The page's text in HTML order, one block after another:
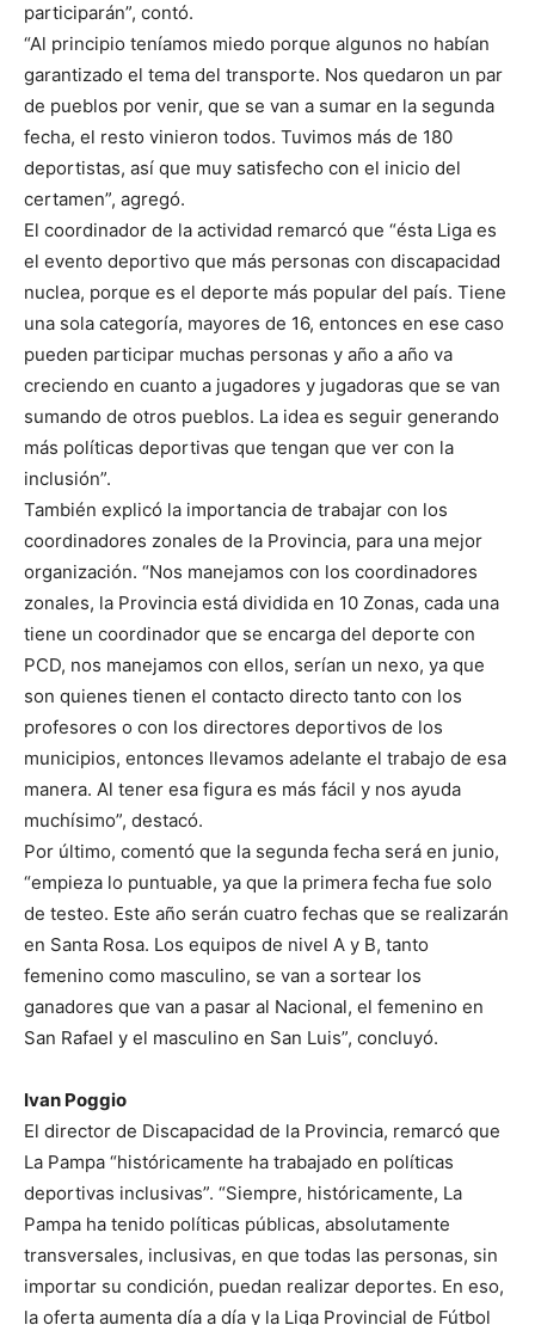
participarán”, contó.
“Al principio teníamos miedo porque algunos no habían
garantizado el tema del transporte. Nos quedaron un par
de pueblos por venir, que se van a sumar en la segunda
fecha, el resto vinieron todos. Tuvimos más de 180
deportistas, así que muy satisfecho con el inicio del
certamen”, agregó.
El coordinador de la actividad remarcó que “ésta Liga es
el evento deportivo que más personas con discapacidad
nuclea, porque es el deporte más popular del país. Tiene
una sola categoría, mayores de 16, entonces en ese caso
pueden participar muchas personas y año a año va
creciendo en cuanto a jugadores y jugadoras que se van
sumando de otros pueblos. La idea es seguir generando
más políticas deportivas que tengan que ver con la
inclusión”.
También explicó la importancia de trabajar con los
coordinadores zonales de la Provincia, para una mejor
organización. “Nos manejamos con los coordinadores
zonales, la Provincia está dividida en 10 Zonas, cada una
tiene un coordinador que se encarga del deporte con
PCD, nos manejamos con ellos, serían un nexo, ya que
son quienes tienen el contacto directo tanto con los
profesores o con los directores deportivos de los
municipios, entonces llevamos adelante el trabajo de esa
manera. Al tener esa figura es más fácil y nos ayuda
muchísimo”, destacó.
Por último, comentó que la segunda fecha será en junio,
“empieza lo puntuable, ya que la primera fecha fue solo
de testeo. Este año serán cuatro fechas que se realizarán
en Santa Rosa. Los equipos de nivel A y B, tanto
femenino como masculino, se van a sortear los
ganadores que van a pasar al Nacional, el femenino en
San Rafael y el masculino en San Luis”, concluyó.
Ivan Poggio
El director de Discapacidad de la Provincia, remarcó que
La Pampa “históricamente ha trabajado en políticas
deportivas inclusivas”. “Siempre, históricamente, La
Pampa ha tenido políticas públicas, absolutamente
transversales, inclusivas, en que todas las personas, sin
importar su condición, puedan realizar deportes. En eso,
la oferta aumenta día a día y la Liga Provincial de Fútbol